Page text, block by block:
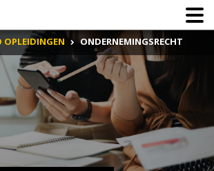
ONDERNEMINGSRECHT